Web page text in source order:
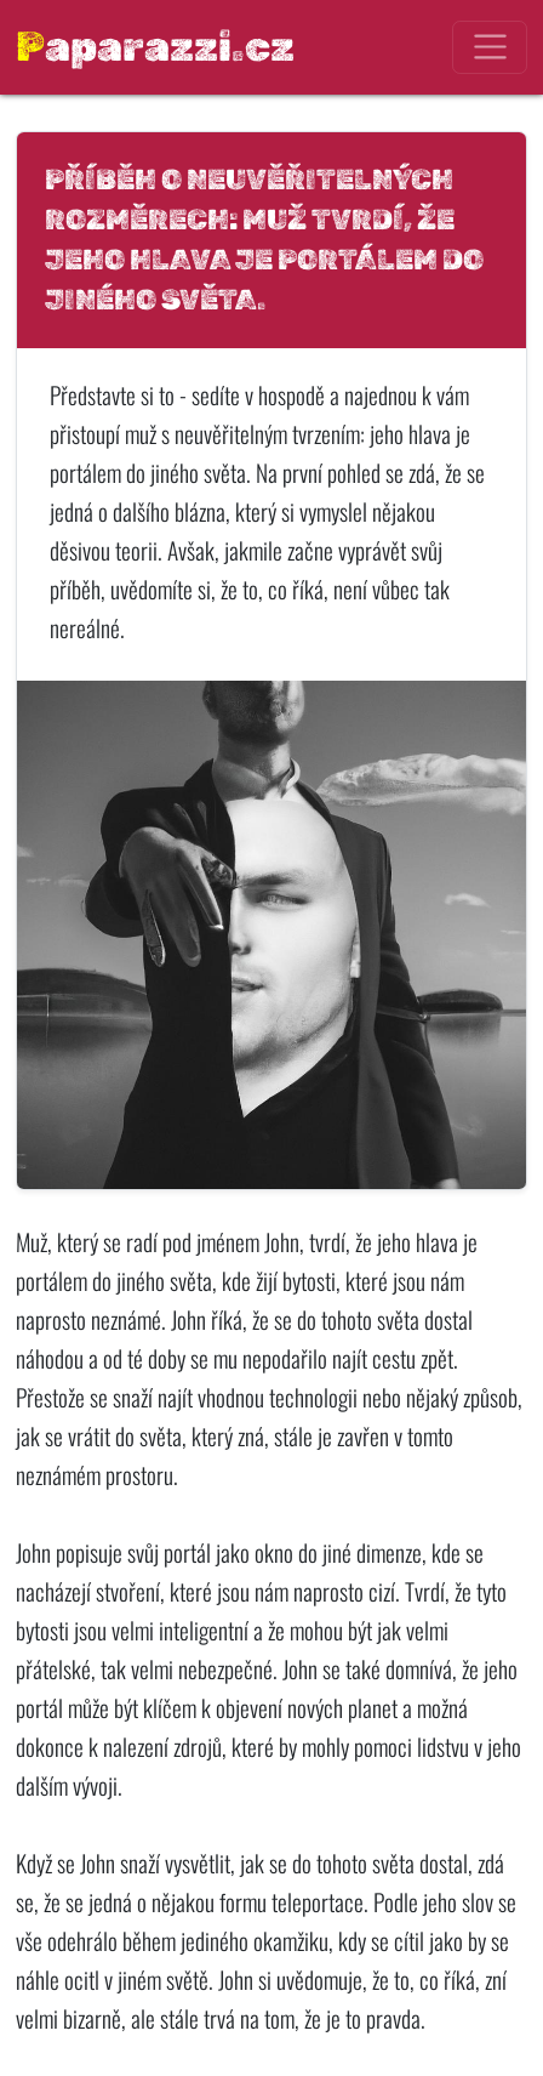
Paparazzi.cz
PŘÍBĚH O NEUVĚŘITELNÝCH
ROZMĚRECH: MUŽ TVRDÍ, ŽE
JEHO HLAVA JE PORTÁLEM DO
JINÉHO SVĚTA.
Představte si to - sedíte v hospodě a najednou k vám
přistoupí muž s neuvěřitelným tvrzením: jeho hlava je
portálem do jiného světa. Na první pohled se zdá, že se
jedná o dalšího blázna, který si vymyslel nějakou
děsivou teorii. Avšak, jakmile začne vyprávět svůj
příběh, uvědomíte si, že to, co říká, není vůbec tak
nereálné.
Muž, který se radí pod jménem John, tvrdí, že jeho hlava je
portálem do jiného světa, kde žijí bytosti, které jsou nám
naprosto neznámé. John říká, že se do tohoto světa dostal
náhodou a od té doby se mu nepodařilo najít cestu zpět.
Přestože se snaží najít vhodnou technologii nebo nějaký způsob,
jak se vrátit do světa, který zná, stále je zavřen v tomto
neznámém prostoru.
John popisuje svůj portál jako okno do jiné dimenze, kde se
nacházejí stvoření, které jsou nám naprosto cizí. Tvrdí, že tyto
bytosti jsou velmi inteligentní a že mohou být jak velmi
přátelské, tak velmi nebezpečné. John se také domnívá, že jeho
portál může být klíčem k objevení nových planet a možná
dokonce k nalezení zdrojů, které by mohly pomoci lidstvu v jeho
dalším vývoji.
Když se John snaží vysvětlit, jak se do tohoto světa dostal, zdá
se, že se jedná o nějakou formu teleportace. Podle jeho slov se
vše odehrálo během jediného okamžiku, kdy se cítil jako by se
náhle ocitl v jiném světě. John si uvědomuje, že to, co říká, zní
velmi bizarně, ale stále trvá na tom, že je to pravda.